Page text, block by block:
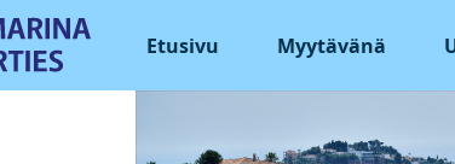
Etusivu Myytävänä